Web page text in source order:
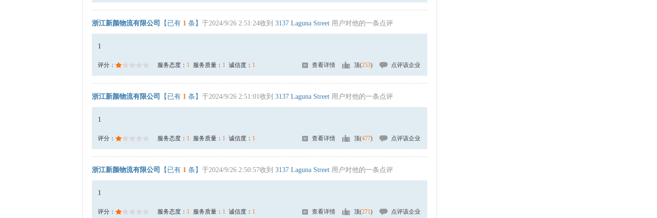
浙江新颜物流有限公司 【已有 1 条】 于2024/9/26 2:51:24收到 3137 Laguna Street 用户对他的一条点评
1
评分： 服务态度： 1 服务质量： 1 诚信度： 1 查看详情 顶(253) 点评该企业
浙江新颜物流有限公司 【已有 1 条】 于2024/9/26 2:51:01收到 3137 Laguna Street 用户对他的一条点评
1
评分： 服务态度： 1 服务质量： 1 诚信度： 1 查看详情 顶(477) 点评该企业
浙江新颜物流有限公司 【已有 1 条】 于2024/9/26 2:50:57收到 3137 Laguna Street 用户对他的一条点评
1
评分： 服务态度： 1 服务质量： 1 诚信度： 1 查看详情 顶(271) 点评该企业